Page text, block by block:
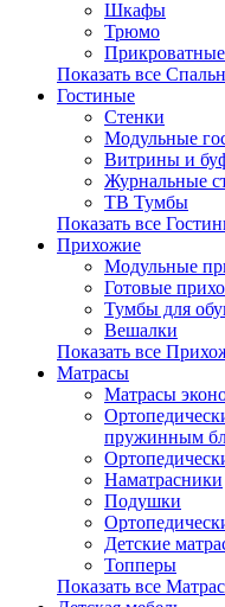
Шкафы
Трюмо
Показать все
Гостиные
Стенки
Модульные
Витрины и
Журнальные
ТВ Тумбы
Показать все
Прихожие
Модульные
Готовые
Тумбы для
Вешалки
Показать все
Матрасы
Матрасы
пружинным
Наматрасники
Подушки
Детские
Топперы
Показать все